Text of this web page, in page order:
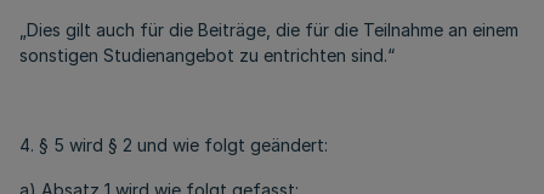
„Dies gilt auch für die Beiträge, die für die Teilnahme an einem
sonstigen Studienangebot zu entrichten sind.“
4. § 5 wird § 2 und wie folgt geändert:
a) Absatz 1 wird wie folgt gefasst: